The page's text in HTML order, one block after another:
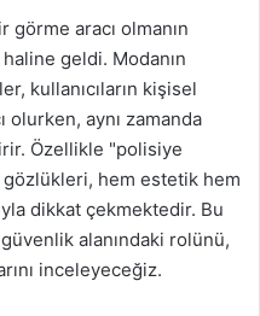
görme aracı olmanın
geldi. Modanın
kullanıcıların kişisel
olurken, aynı zamanda
Özellikle "polisiye
hem estetik hem
dikkat çekmektedir. Bu
alanındaki rolünü,
inceleyeceğiz.